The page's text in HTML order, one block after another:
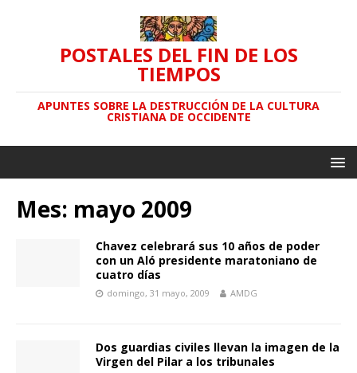
POSTALES DEL FIN DE LOS
TIEMPOS
APUNTES SOBRE LA DESTRUCCIÓN DE LA CULTURA
CRISTIANA DE OCCIDENTE
Mes: mayo 2009
Chavez celebrará sus 10 años de poder
con un Aló presidente maratoniano de
cuatro días
domingo, 31 mayo, 2009 AMDG
Dos guardias civiles llevan la imagen de la
Virgen del Pilar a los tribunales